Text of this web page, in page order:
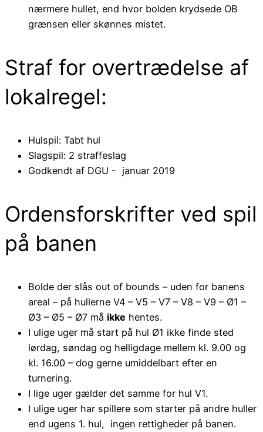
nærmere hullet, end hvor bolden krydsede OB
grænsen eller skønnes mistet.
Straf for overtrædelse af
lokalregel:
Hulspil: Tabt hul
Slagspil: 2 straffeslag
Godkendt af DGU - januar 2019
Ordensforskrifter ved spil
på banen
Bolde der slås out of bounds – uden for banens
areal – på hullerne V4 – V5 – V7 – V8 – V9 – Ø1 –
Ø3 – Ø5 – Ø7 må ikke hentes.
I ulige uger må start på hul Ø1 ikke finde sted
lørdag, søndag og helligdage mellem kl. 9.00 og
kl. 16.00 – dog gerne umiddelbart efter en
turnering.
I lige uger gælder det samme for hul V1.
I ulige uger har spillere som starter på andre huller
end ugens 1. hul, ingen rettigheder på banen.